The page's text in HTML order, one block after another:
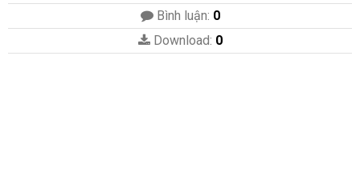
Bình luận: 0
Download: 0